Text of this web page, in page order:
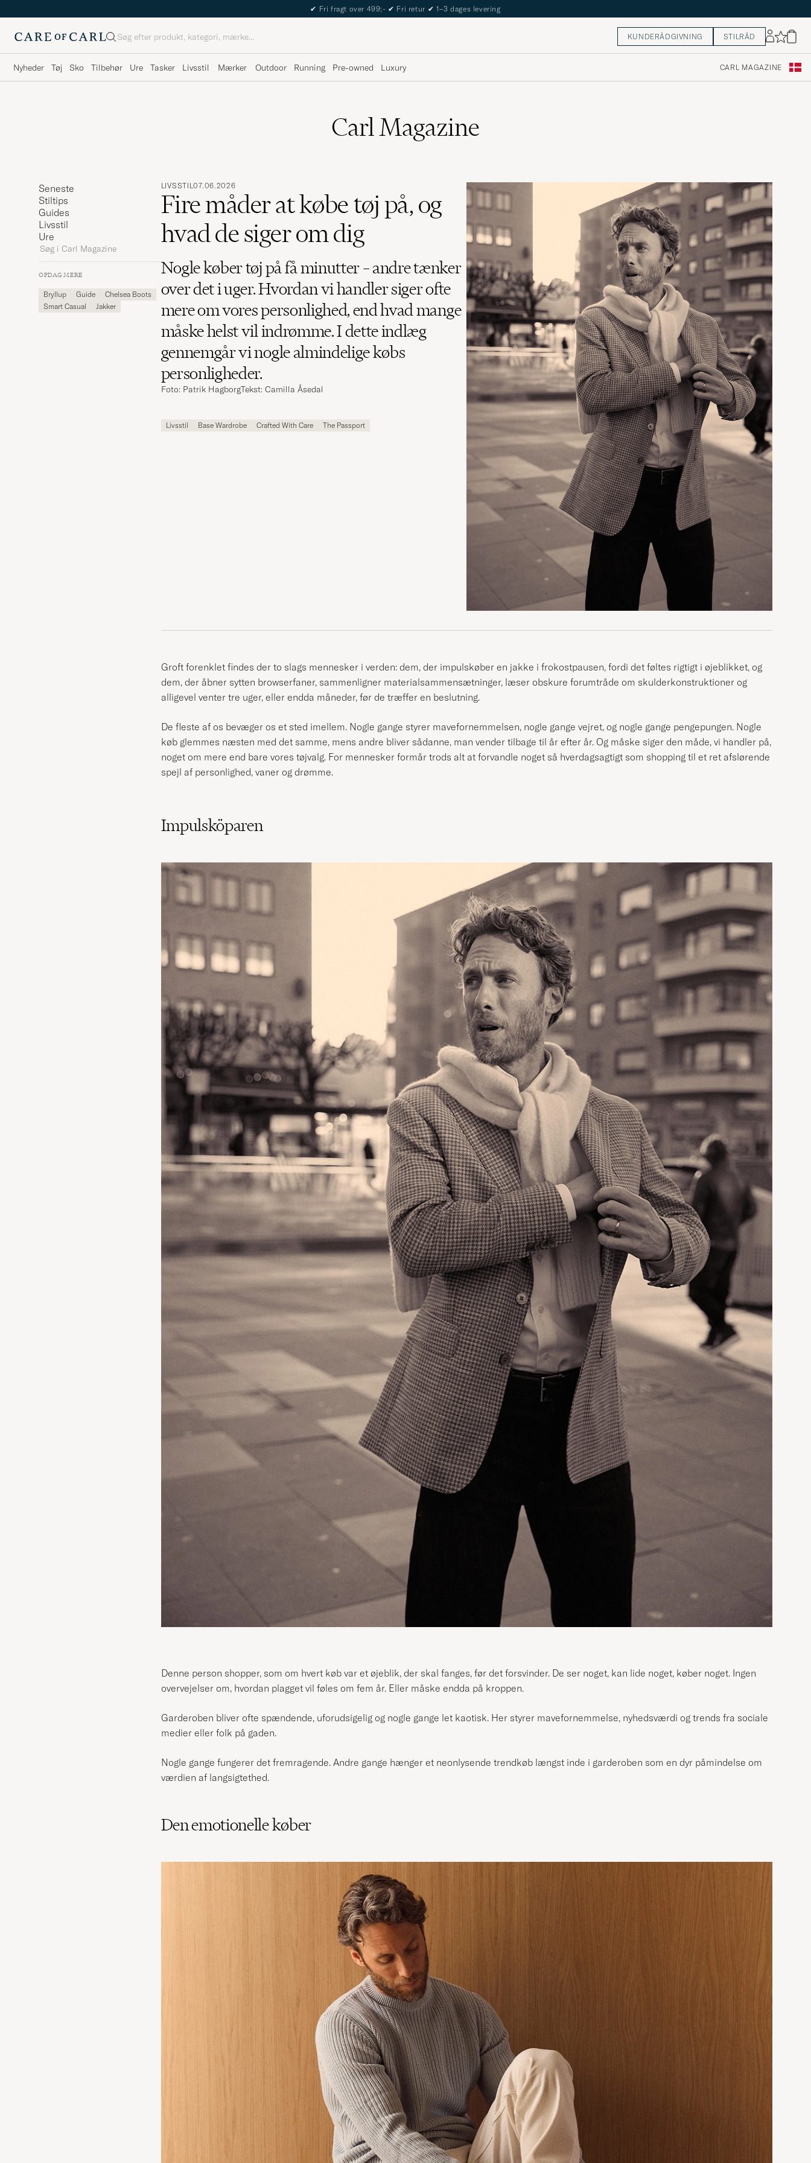
The Care of Carl Passport
Søg KUNDERÅDGIVNING STILRÅD
Nyheder Tøj Sko Tilbehør Ure Tasker Livsstil Mærker Outdoor Running Pre-owned Luxury CARL MAGAZINE
Carl Magazine
Seneste
Stiltips
Guides
Livsstil
Ure
Søg
Carl
OPDAG MERE
Bryllup Guide
Chelsea Boots
Smart Casual
Jakker
LIVSSTIL07.06.2026
Fire måder at købe tøj på, og
hvad de siger om dig
Nogle køber tøj på få minutter – andre tænker
over det i uger. Hvordan vi handler siger ofte
mere om vores personlighed, end hvad mange
måske helst vil indrømme. I dette indlæg
gennemgår vi nogle almindelige købs
personligheder.
Foto: Patrik HagborgTekst: Camilla Åsedal
Livsstil Base Wardrobe Crafted With Care The Passport
Groft forenklet findes der to slags mennesker i verden: dem, der impulskøber en jakke i frokostpausen, fordi det føltes rigtigt i øjeblikket, og
dem, der åbner sytten browserfaner, sammenligner materialsammensætninger, læser obskure forumtråde om skulderkonstruktioner og
alligevel venter tre uger, eller endda måneder, før de træffer en beslutning.
De fleste af os bevæger os et sted imellem. Nogle gange styrer mavefornemmelsen, nogle gange vejret, og nogle gange pengepungen. Nogle
køb glemmes næsten med det samme, mens andre bliver sådanne, man vender tilbage til år efter år. Og måske siger den måde, vi handler på,
noget om mere end bare vores tøjvalg. For mennesker formår trods alt at forvandle noget så hverdagsagtigt som shopping til et ret afslørende
spejl af personlighed, vaner og drømme.
Impulsköparen
Denne person shopper, som om hvert køb var et øjeblik, der skal fanges, før det forsvinder. De ser noget, kan lide noget, køber noget. Ingen
overvejelser om, hvordan plagget vil føles om fem år. Eller måske endda på kroppen.
Garderoben bliver ofte spændende, uforudsigelig og nogle gange let kaotisk. Her styrer mavefornemmelse, nyhedsværdi og trends fra sociale
medier eller folk på gaden.
Nogle gange fungerer det fremragende. Andre gange hænger et neonlysende trendkøb længst inde i garderoben som en dyr påmindelse om
værdien af langsigtethed.
Den emotionelle køber